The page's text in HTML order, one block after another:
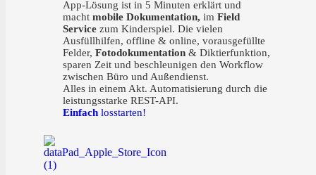
App-Lösung ist in 5 Minuten erklärt und
macht mobile Dokumentation, im Field
Servicezum Kinderspiel. Die vielen
Ausfüllhilfen, offline & online, vorausgefüllte
Felder, Fotodokumentation& Diktierfunktion,
sparen Zeit und beschleunigen den Workflow
zwischen Büro und Außendienst.
Alles in einem Akt. Automatisierung durch die
leistungsstarke REST-API.
Einfachlosstarten!